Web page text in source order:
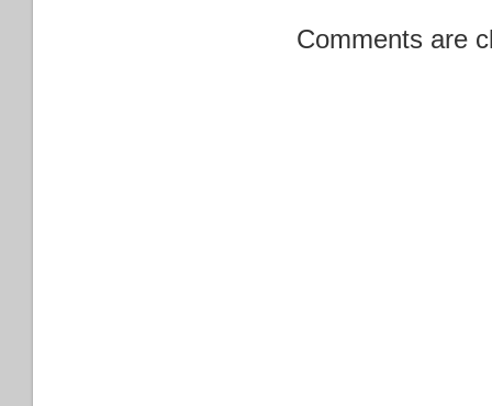
Comments are